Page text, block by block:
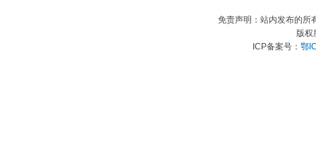
免责声明：站内发布的所
版
ICP备案号： 鄂